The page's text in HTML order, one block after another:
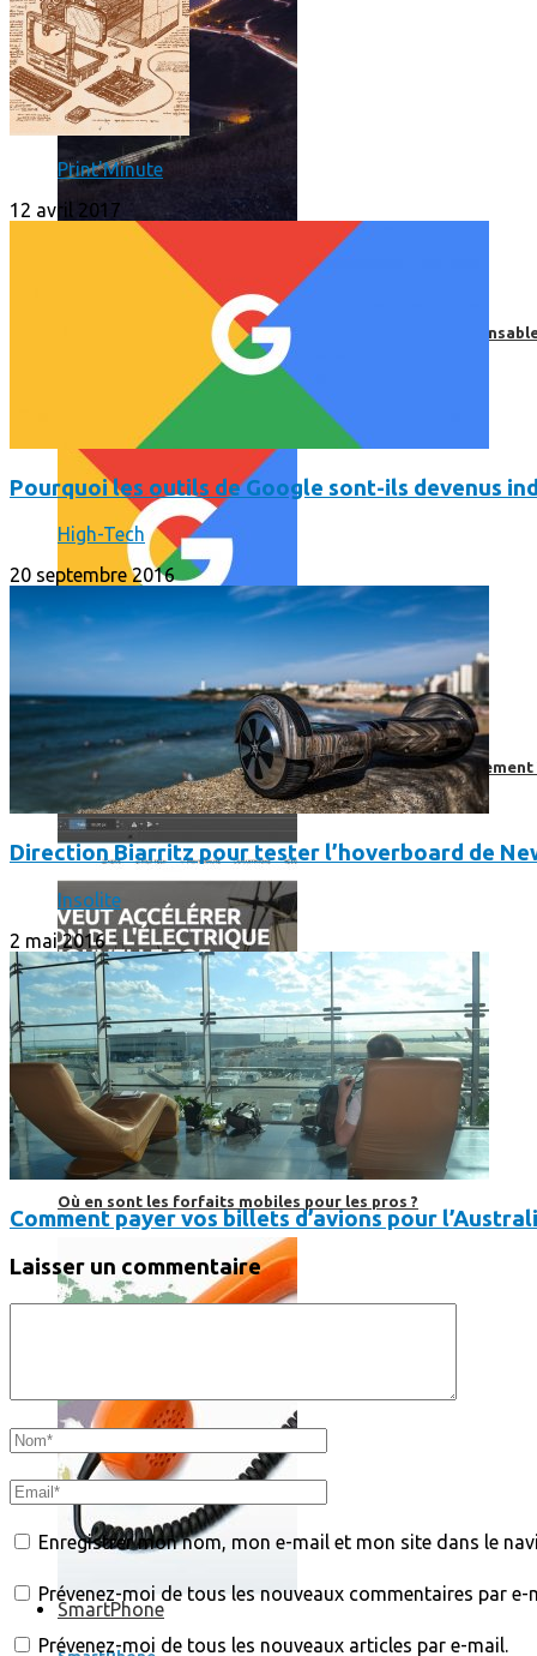
Print’Minute
Pourquoi les outils de Google sont-ils devenus
Comment utiliser « Photoshop » gratuitement et légalement
Où en sont les forfaits mobiles pour les pros ?
SmartPhone
Print'Minute
12 avril 2017
Pourquoi les outils de Google sont-ils devenus
High-Tech
20 septembre 2016
Direction Biarritz pour tester l’hoverboard de
Insolite
2 mai 2016
Comment payer vos billets d’avions pour
Laisser un commentaire
Enregistrer mon nom, mon e-mail et mon site dans le
Prévenez-moi de tous les nouveaux commentaires par e-
Prévenez-moi de tous les nouveaux articles par e-mail.